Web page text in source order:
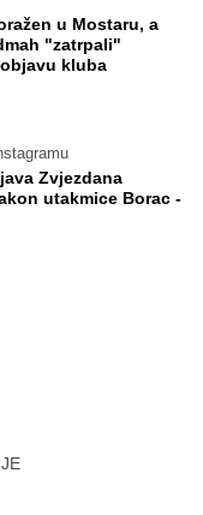
u Mostaru, a
"zatrpali"
kluba
Zvjezdana
utakmice Borac -